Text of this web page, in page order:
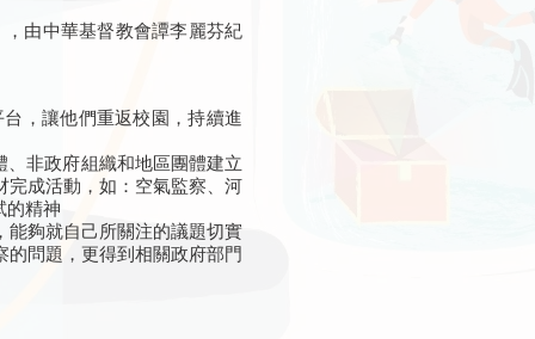
由中華基督教會譚李麗芬紀
，讓他們重返校園，持續進
、非政府組織和地區團體建立
完成活動，如：空氣監察、河
的精神
能夠就自己所關注的議題切實
問題，更得到相關政府部門